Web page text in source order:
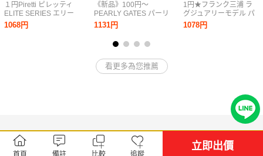
首頁 備註 比較 追蹤
立即出價
１円Piretti ピレッティ
ELITE SERIES エリー
トシリーズ パターカバ
ー BLADE 2024 ピンタ
1068円
《新品》100円〜
PEARLY GATES パーリ
ーゲイツ パター ヘッド
カバー ピン型 スマイル
ロゴ ニコちゃん ブルー
ゴルフ
1131円
1円★フランク三浦 ラ
グジュアリーモデル パ
ターカバー (マレット
型) ブラック/シルバー
1078円
看更多為您推薦